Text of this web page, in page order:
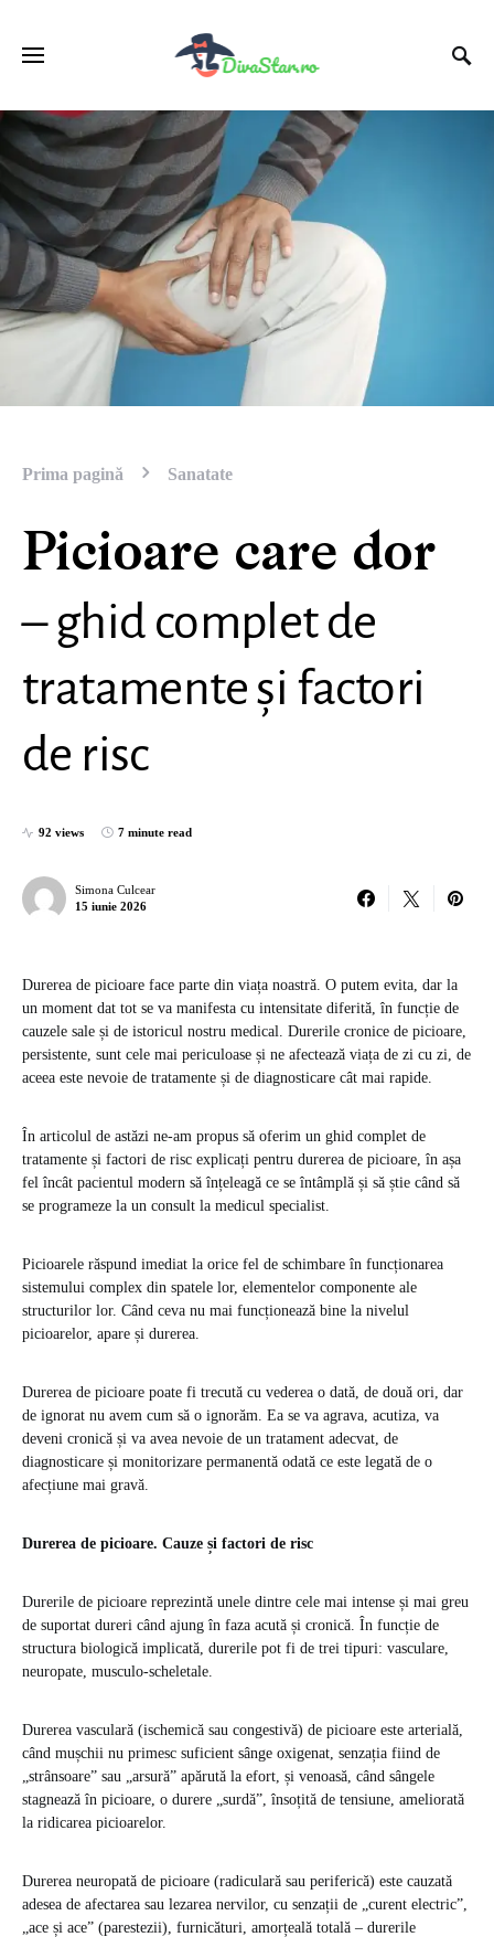
Prima pagină Sanatate
Picioare care dor
– ghid complet de
tratamente și factori
de risc
92 views 7 minute read
Simona Culcear
15 iunie 2026
Durerea de picioare face parte din viața noastră. O putem evita, dar la
un moment dat tot se va manifesta cu intensitate diferită, în funcție de
cauzele sale și de istoricul nostru medical. Durerile cronice de picioare,
persistente, sunt cele mai periculoase și ne afectează viața de zi cu zi, de
aceea este nevoie de tratamente și de diagnosticare cât mai rapide.
În articolul de astăzi ne-am propus să oferim un ghid complet de
tratamente și factori de risc explicați pentru durerea de picioare, în așa
fel încât pacientul modern să înțeleagă ce se întâmplă și să știe când să
se programeze la un consult la medicul specialist.
Picioarele răspund imediat la orice fel de schimbare în funcționarea
sistemului complex din spatele lor, elementelor componente ale
structurilor lor. Când ceva nu mai funcționează bine la nivelul
picioarelor, apare și durerea.
Durerea de picioare poate fi trecută cu vederea o dată, de două ori, dar
de ignorat nu avem cum să o ignorăm. Ea se va agrava, acutiza, va
deveni cronică și va avea nevoie de un tratament adecvat, de
diagnosticare și monitorizare permanentă odată ce este legată de o
afecțiune mai gravă.
Durerea de picioare. Cauze și factori de risc
Durerile de picioare reprezintă unele dintre cele mai intense și mai greu
de suportat dureri când ajung în faza acută și cronică. În funcție de
structura biologică implicată, durerile pot fi de trei tipuri: vasculare,
neuropate, musculo-scheletale.
Durerea vasculară (ischemică sau congestivă) de picioare este arterială,
când mușchii nu primesc suficient sânge oxigenat, senzația fiind de
„strânsoare” sau „arsură” apărută la efort, și venoasă, când sângele
stagnează în picioare, o durere „surdă”, însoțită de tensiune, ameliorată
la ridicarea picioarelor.
Durerea neuropată de picioare (radiculară sau periferică) este cauzată
adesea de afectarea sau lezarea nervilor, cu senzații de „curent electric”,
„ace și ace” (parestezii), furnicături, amorțeală totală – durerile